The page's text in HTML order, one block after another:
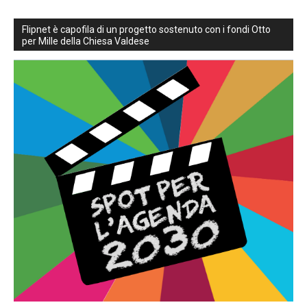
Flipnet è capofila di un progetto sostenuto con i fondi Otto
per Mille della Chiesa Valdese